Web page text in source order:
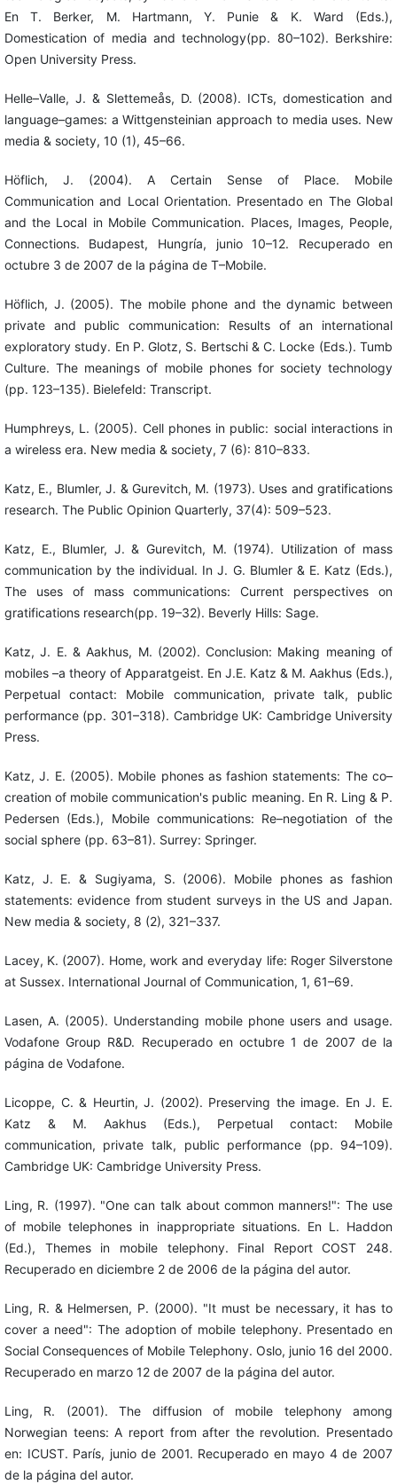
En T. Berker, M. Hartmann, Y. Punie & K. Ward (Eds.),
Domestication of media and technology(pp. 80–102). Berkshire:
Open University Press.
Helle–Valle, J. & Slettemeås, D. (2008). ICTs, domestication and
language–games: a Wittgensteinian approach to media uses. New
media & society, 10 (1), 45–66.
Höflich, J. (2004). A Certain Sense of Place. Mobile
Communication and Local Orientation. Presentado en The Global
and the Local in Mobile Communication. Places, Images, People,
Connections. Budapest, Hungría, junio 10–12. Recuperado en
octubre 3 de 2007 de la página de T–Mobile.
Höflich, J. (2005). The mobile phone and the dynamic between
private and public communication: Results of an international
exploratory study. En P. Glotz, S. Bertschi & C. Locke (Eds.). Tumb
Culture. The meanings of mobile phones for society technology
(pp. 123–135). Bielefeld: Transcript.
Humphreys, L. (2005). Cell phones in public: social interactions in
a wireless era. New media & society, 7 (6): 810–833.
Katz, E., Blumler, J. & Gurevitch, M. (1973). Uses and gratifications
research. The Public Opinion Quarterly, 37(4): 509–523.
Katz, E., Blumler, J. & Gurevitch, M. (1974). Utilization of mass
communication by the individual. In J. G. Blumler & E. Katz (Eds.),
The uses of mass communications: Current perspectives on
gratifications research(pp. 19–32). Beverly Hills: Sage.
Katz, J. E. & Aakhus, M. (2002). Conclusion: Making meaning of
mobiles –a theory of Apparatgeist. En J.E. Katz & M. Aakhus (Eds.),
Perpetual contact: Mobile communication, private talk, public
performance (pp. 301–318). Cambridge UK: Cambridge University
Press.
Katz, J. E. (2005). Mobile phones as fashion statements: The co–
creation of mobile communication's public meaning. En R. Ling & P.
Pedersen (Eds.), Mobile communications: Re–negotiation of the
social sphere (pp. 63–81). Surrey: Springer.
Katz, J. E. & Sugiyama, S. (2006). Mobile phones as fashion
statements: evidence from student surveys in the US and Japan.
New media & society, 8 (2), 321–337.
Lacey, K. (2007). Home, work and everyday life: Roger Silverstone
at Sussex. International Journal of Communication, 1, 61–69.
Lasen, A. (2005). Understanding mobile phone users and usage.
Vodafone Group R&D. Recuperado en octubre 1 de 2007 de la
página de Vodafone.
Licoppe, C. & Heurtin, J. (2002). Preserving the image. En J. E.
Katz & M. Aakhus (Eds.), Perpetual contact: Mobile
communication, private talk, public performance (pp. 94–109).
Cambridge UK: Cambridge University Press.
Ling, R. (1997). "One can talk about common manners!": The use
of mobile telephones in inappropriate situations. En L. Haddon
(Ed.), Themes in mobile telephony. Final Report COST 248.
Recuperado en diciembre 2 de 2006 de la página del autor.
Ling, R. & Helmersen, P. (2000). "It must be necessary, it has to
cover a need": The adoption of mobile telephony. Presentado en
Social Consequences of Mobile Telephony. Oslo, junio 16 del 2000.
Recuperado en marzo 12 de 2007 de la página del autor.
Ling, R. (2001). The diffusion of mobile telephony among
Norwegian teens: A report from after the revolution. Presentado
en: ICUST. París, junio de 2001. Recuperado en mayo 4 de 2007
de la página del autor.